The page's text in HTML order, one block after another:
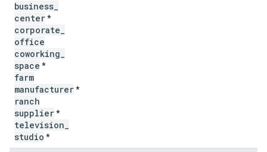
business
center*
corporate
office
coworking
space *
farm
manufacturer*
ranch
supplier*
television
studio *